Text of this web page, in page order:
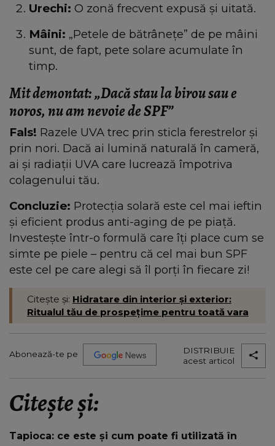
Urechi: O zonă frecvent expusă și uitată.
Mâini: „Petele de bătrânețe” de pe mâini
sunt, de fapt, pete solare acumulate în
timp.
Mit demontat: „Dacă stau la birou sau e
noros, nu am nevoie de SPF”
Fals! Razele UVA trec prin sticla ferestrelor și
prin nori. Dacă ai lumină naturală în cameră,
ai și radiații UVA care lucrează împotriva
colagenului tău.
Concluzie: Protecția solară este cel mai ieftin
și eficient produs anti-aging de pe piață.
Investește într-o formulă care îți place cum se
simte pe piele – pentru că cel mai bun SPF
este cel pe care alegi să îl porți în fiecare zi!
Citește și: Hidratare din interior și exterior:
Ritualul tău de prospețime pentru toată vara
Abonează-te pe
DISTRIBUIE
acest articol
Citește și:
Tapioca: ce este și cum poate fi utilizată în